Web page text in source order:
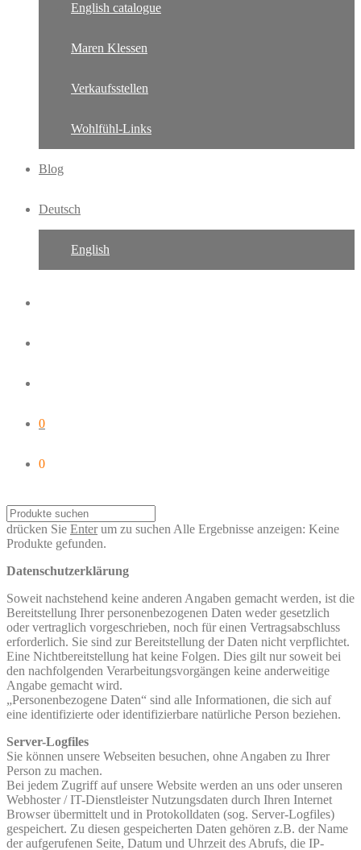
English catalogue
Maren Klessen
Verkaufsstellen
Wohlfühl-Links
Blog
Deutsch
English
0
0
drücken Sie Enterum zu suchen Alle Ergebnisse anzeigen: Keine
Produkte gefunden.
Datenschutzerklärung
Soweit nachstehend keine anderen Angaben gemacht werden, ist die
Bereitstellung Ihrer personenbezogenen Daten weder gesetzlich
oder vertraglich vorgeschrieben, noch für einen Vertragsabschluss
erforderlich. Sie sind zur Bereitstellung der Daten nicht verpflichtet.
Eine Nichtbereitstellung hat keine Folgen. Dies gilt nur soweit bei
den nachfolgenden Verarbeitungsvorgängen keine anderweitige
Angabe gemacht wird.
„Personenbezogene Daten“ sind alle Informationen, die sich auf
eine identifizierte oder identifizierbare natürliche Person beziehen.
Server-Logfiles
Sie können unsere Webseiten besuchen, ohne Angaben zu Ihrer
Person zu machen.
Bei jedem Zugriff auf unsere Website werden an uns oder unseren
Webhoster / IT-Dienstleister Nutzungsdaten durch Ihren Internet
Browser übermittelt und in Protokolldaten (sog. Server-Logfiles)
gespeichert. Zu diesen gespeicherten Daten gehören z.B. der Name
der aufgerufenen Seite, Datum und Uhrzeit des Abrufs, die IP-